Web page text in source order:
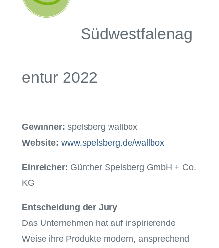
Südwestfalenag
entur 2022
Gewinner: spelsberg wallbox
Website: www.spelsberg.de/wallbox
Einreicher: Günther Spelsberg GmbH + Co.
KG
Entscheidung der Jury
Das Unternehmen hat auf inspirierende
Weise ihre Produkte modern, ansprechend